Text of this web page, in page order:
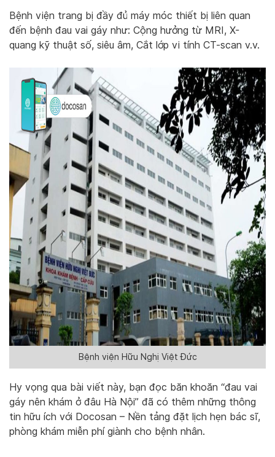
Bệnh viện trang bị đầy đủ máy móc thiết bị liên quan
đến bệnh đau vai gáy như: Cộng hưởng từ MRI, X-
quang kỹ thuật số, siêu âm, Cắt lớp vi tính CT-scan v.v.
Bệnh viện Hữu Nghị Việt Đức
Hy vọng qua bài viết này, bạn đọc băn khoăn “đau vai
gáy nên khám ở đâu Hà Nội” đã có thêm những thông
tin hữu ích với Docosan – Nền tảng đặt lịch hẹn bác sĩ,
phòng khám miễn phí giành cho bệnh nhân.